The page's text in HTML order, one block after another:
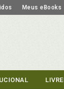
Meus eBooks